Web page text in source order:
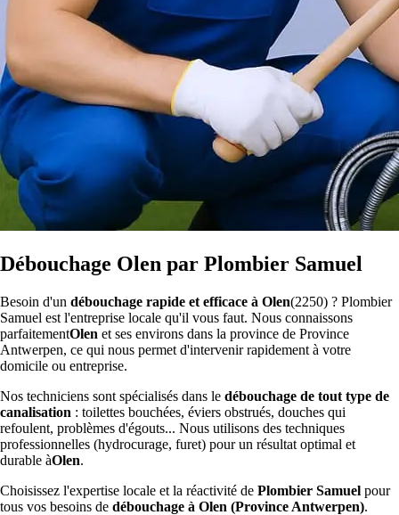
Débouchage Olen par Plombier Samuel
Besoin d'un débouchage rapide et efficace à Olen(2250) ? Plombier
Samuel est l'entreprise locale qu'il vous faut. Nous connaissons
parfaitementOlen et ses environs dans la province de Province
Antwerpen, ce qui nous permet d'intervenir rapidement à votre
domicile ou entreprise.
Nos techniciens sont spécialisés dans le débouchage de tout type de
canalisation : toilettes bouchées, éviers obstrués, douches qui
refoulent, problèmes d'égouts... Nous utilisons des techniques
professionnelles (hydrocurage, furet) pour un résultat optimal et
durable àOlen.
Choisissez l'expertise locale et la réactivité de Plombier Samuel pour
tous vos besoins de débouchage à Olen (Province Antwerpen).